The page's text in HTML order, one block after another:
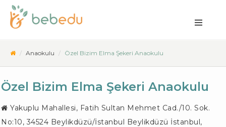
Anaokulu Özel Bizim Elma Şekeri Anaokulu
Özel Bizim Elma Şekeri Anaokulu
Yakuplu Mahallesi, Fatih Sultan Mehmet Cad./10. Sok.
No:10, 34524 Beylikdüzü/İstanbul Beylikdüzü İstanbul,